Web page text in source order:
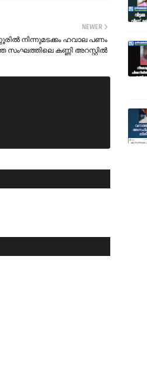
NEWER
നിന്നുമടക്കം ഹവാല പണം
സംഘത്തിലെ കണ്ണി അറസ്റ്റിൽ